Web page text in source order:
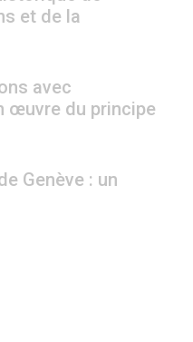
et de la
avec
œuvre du principe
Genève : un